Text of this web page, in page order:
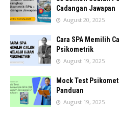
Cadangan Jawapan
August 20, 2025
Cara SPA Memilih
Psikometrik
August 19, 2025
Mock Test
Panduan
August 19, 2025